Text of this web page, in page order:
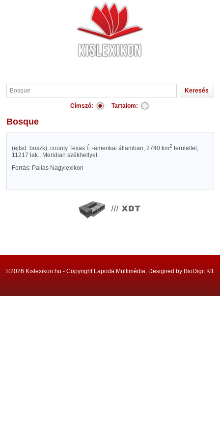
Címszó: Tartalom:
Bosque
(ejtsd: boszk), county Texas É.-amerikai államban, 2740 km2 területtel,
11217 lak., Meridian székhellyel.
Forrás: Pallas Nagylexikon
©2026 Kislexikon.hu - Copyright Lapoda Multimédia, Designed by BioDigit Kft.